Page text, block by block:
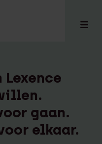
Lexence
gaan.
elkaar.